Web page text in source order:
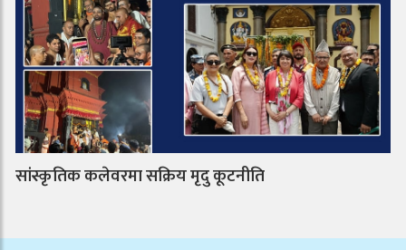
सांस्कृतिक कलेवरमा सक्रिय मृदु कूटनीति